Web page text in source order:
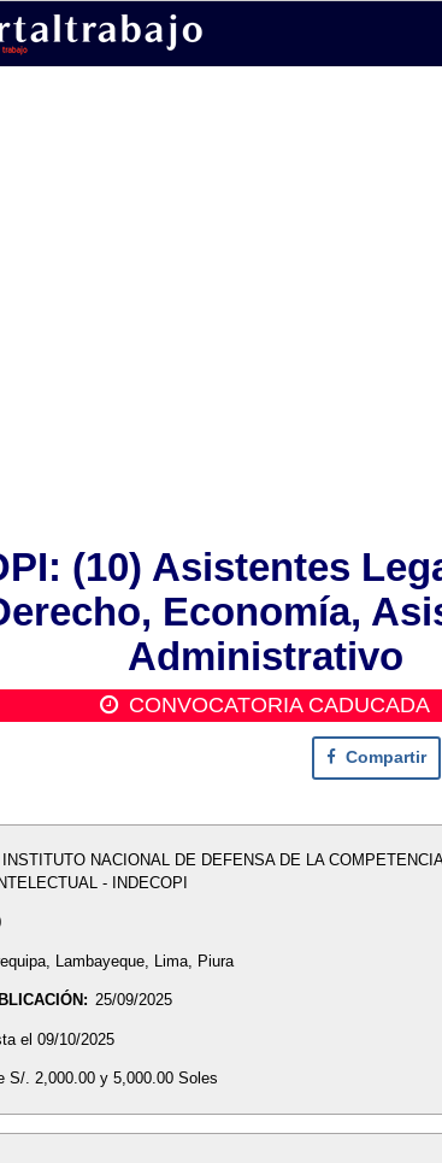
(10) Asistentes
Economía,
Administrativo
CONVOCATORIA CADUCADA
Compartir
INSTITUTO NACIONAL DE DEFENSA DE LA
- INDECOPI
Lambayeque, Lima, Piura
25/09/2025
el 09/10/2025
S/. 2,000.00 y 5,000.00 Soles